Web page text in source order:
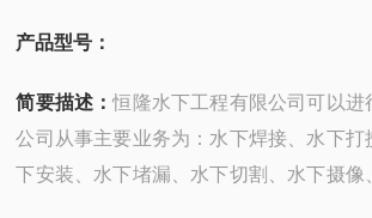
产品型号：
简要描述：恒隆水下工程有限公司可以进
公司从事主要业务为：水下焊接、水下打
下安装、水下堵漏、水下切割、水下摄像